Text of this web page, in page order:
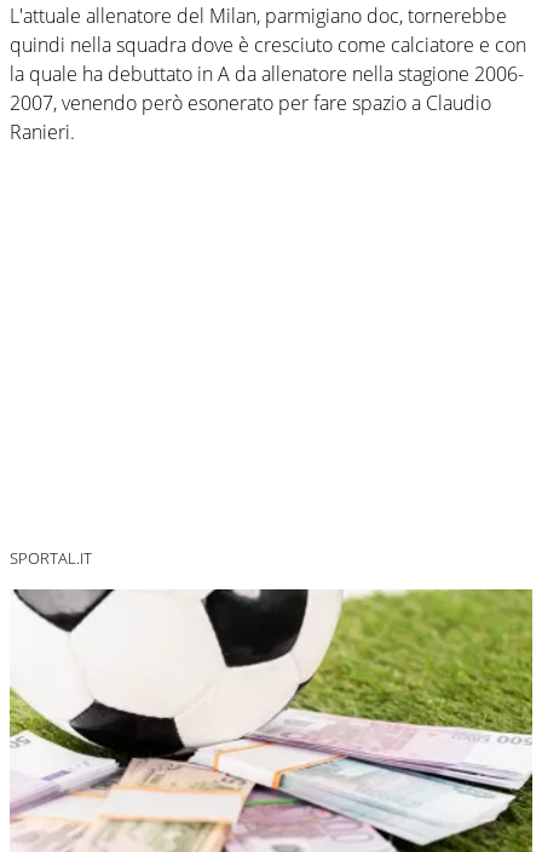
L'attuale allenatore del Milan, parmigiano doc, tornerebbe
quindi nella squadra dove è cresciuto come calciatore e con
la quale ha debuttato in A da allenatore nella stagione 2006-
2007, venendo però esonerato per fare spazio a Claudio
Ranieri.
SPORTAL.IT